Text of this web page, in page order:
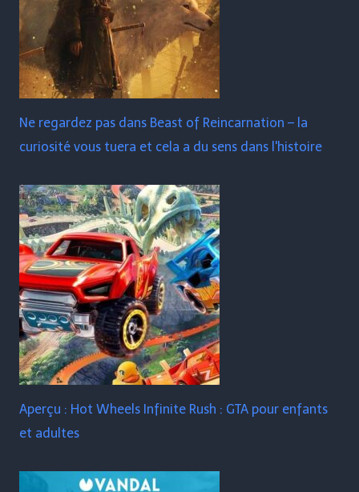
Ne regardez pas dans Beast of Reincarnation – la
curiosité vous tuera et cela a du sens dans l'histoire
Aperçu : Hot Wheels Infinite Rush : GTA pour enfants
et adultes